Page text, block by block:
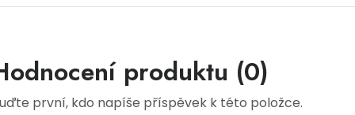
produktu (0)
první, kdo napíše příspěvek k této položce.